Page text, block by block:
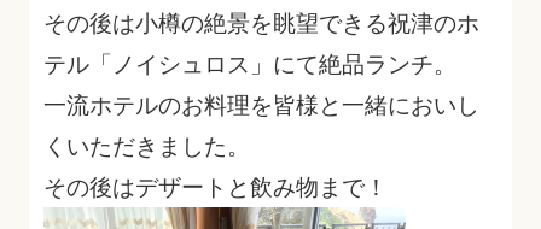
その後は小樽の絶景を眺望できる祝津のホ
テル「ノイシュロス」にて絶品ランチ。
一流ホテルのお料理を皆様と一緒においし
くいただきました。
その後はデザートと飲み物まで！